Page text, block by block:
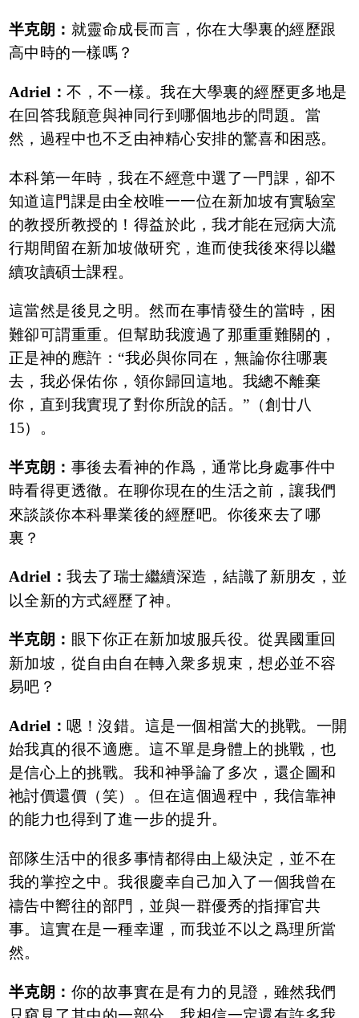
半克朗： 就靈命成長而言，你在大學裏的經歷跟
高中時的一樣嗎？
Adriel：不，不一樣。我在大學裏的經歷更多地是
在回答我願意與神同行到哪個地步的問題。當
然，過程中也不乏由神精心安排的驚喜和困惑。
本科第一年時，我在不經意中選了一門課，卻不
知道這門課是由全校唯一一位在新加坡有實驗室
的教授所教授的！得益於此，我才能在冠病大流
行期間留在新加坡做研究，進而使我後來得以繼
續攻讀碩士課程。
這當然是後見之明。然而在事情發生的當時，困
難卻可謂重重。但幫助我渡過了那重重難關的，
正是神的應許：“我必與你同在，無論你往哪裏
去，我必保佑你，領你歸回這地。我總不離棄
你，直到我實現了對你所說的話。”（創廿八
15）。
半克朗： 事後去看神的作爲，通常比身處事件中
時看得更透徹。在聊你現在的生活之前，讓我們
來談談你本科畢業後的經歷吧。你後來去了哪
裏？
Adriel：我去了瑞士繼續深造，結識了新朋友，並
以全新的方式經歷了神。
半克朗： 眼下你正在新加坡服兵役。從異國重回
新加坡，從自由自在轉入衆多規束，想必並不容
易吧？
Adriel：嗯！沒錯。這是一個相當大的挑戰。一開
始我真的很不適應。這不單是身體上的挑戰，也
是信心上的挑戰。我和神爭論了多次，還企圖和
祂討價還價（笑）。但在這個過程中，我信靠神
的能力也得到了進一步的提升。
部隊生活中的很多事情都得由上級決定，並不在
我的掌控之中。我很慶幸自己加入了一個我曾在
禱告中嚮往的部門，並與一群優秀的指揮官共
事。這實在是一種幸運，而我並不以之爲理所當
然。
半克朗： 你的故事實在是有力的見證，雖然我們